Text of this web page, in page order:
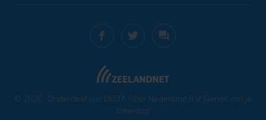
© 2026 . Onderdeel van DELTA Fiber Nederland B.V. Geniet van je
zaterdag!